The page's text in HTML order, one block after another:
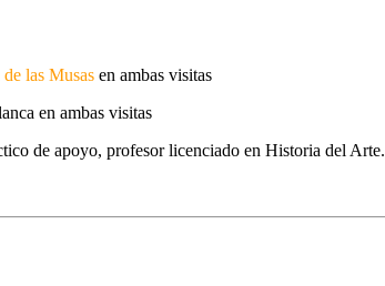
de las Musas en ambas visitas
en ambas visitas
de apoyo, profesor licenciado en Historia del Arte.